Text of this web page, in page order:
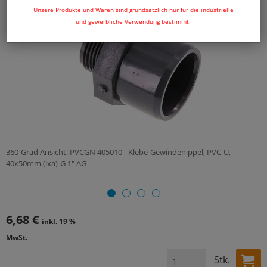
Unsere Produkte und Waren sind grundsätzlich nur für die industrielle
und gewerbliche Verwendung bestimmt.
360-Grad Ansicht: PVCGN 405010 - Klebe-Gewindenippel, PVC-U,
40x50mm (ixa)-G 1" AG
6,68 € inkl. 19 %
MwSt.
Stk.